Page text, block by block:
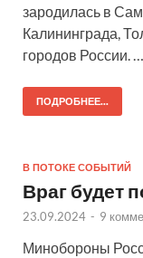
зародилась в
Калининграда,
городов России. …
ПОДРОБНЕЕ...
В ПОТОКЕ СОБЫТИЙ
Враг будет
23.09.2024 - 9
Минобороны